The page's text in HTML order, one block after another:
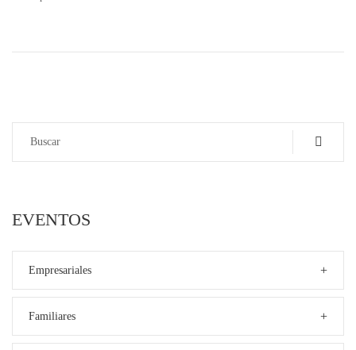
EVENTOS
Empresariales +
Familiares +